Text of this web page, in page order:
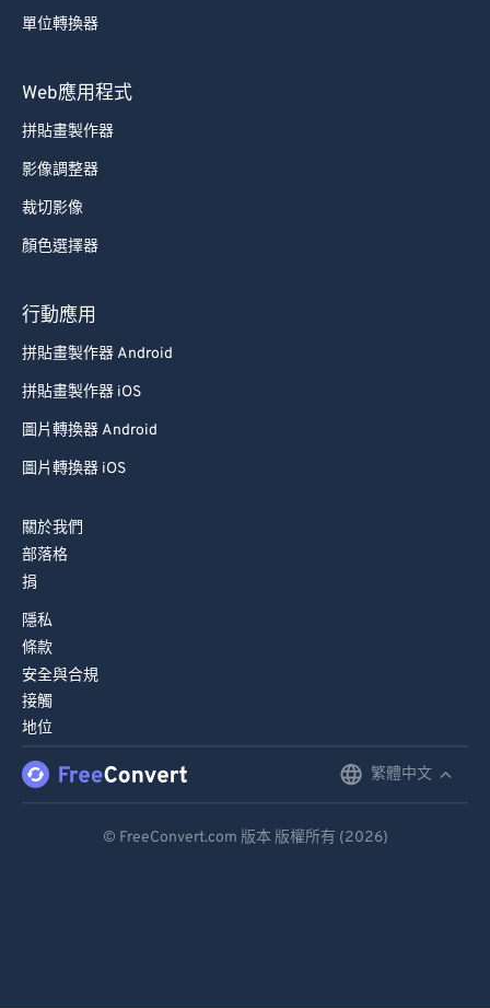
單位轉換器
Web應用程式
拼貼畫製作器
影像調整器
裁切影像
顏色選擇器
行動應用
拼貼畫製作器 Android
拼貼畫製作器 iOS
圖片轉換器 Android
圖片轉換器 iOS
關於我們
部落格
捐
隱私
條款
安全與合規
接觸
地位
繁體中文
© FreeConvert.com 版本 版權所有 (2026)